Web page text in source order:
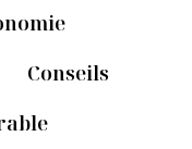
Conseils